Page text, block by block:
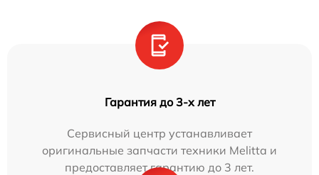
Гарантия до 3-х лет
Сервисный центр устанавливает
оригинальные запчасти техники Melitta и
предоставляет гарантию до 3 лет.